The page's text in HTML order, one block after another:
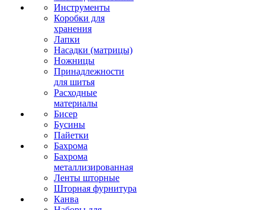
Инструменты
Коробки для
хранения
Лапки
Насадки (матрицы)
Ножницы
Принадлежности
для шитья
Расходные
материалы
Бисер
Бусины
Пайетки
Бахрома
Бахрома
металлизированная
Ленты шторные
Шторная фурнитура
Канва